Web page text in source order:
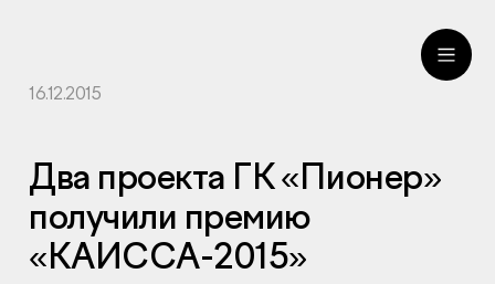
16.12.2015
Два проекта ГК «Пионер»
получили премию
«КАИССА-2015»